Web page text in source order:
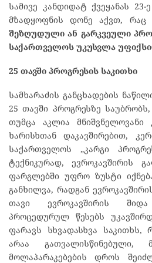
სამივე კანდიდატ ქვეყანას
მზადყოფნის დონე აქვთ, რაც
შეზღუდული ან გარკვეული
საქართველოს უკუსვლა
25 თავში პროგრესის საკითხი
სამხარაძის განცხადების
25 თავში პროგრესზე
თუმცა აკლია მნიშვნელოვანი
ხარისხთან დაკავშირებით,
საქართველოს „კარგი
ტექნიკურად, ევროკავშირის
ფარგლებში უფრო ზუსტი
განხილვა, რადგან
თავი ევროკავშირის
პროცედურულ წესებს
ფარავს სხვადასხვა საკითხს,
არაა გათვალისწინებული,
მოლაპარაკებების დროს